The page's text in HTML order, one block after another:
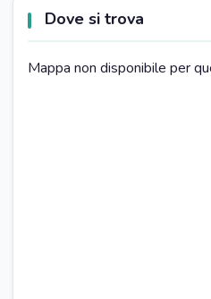
Doccia
Dove si trova
Mappa non disponibile per